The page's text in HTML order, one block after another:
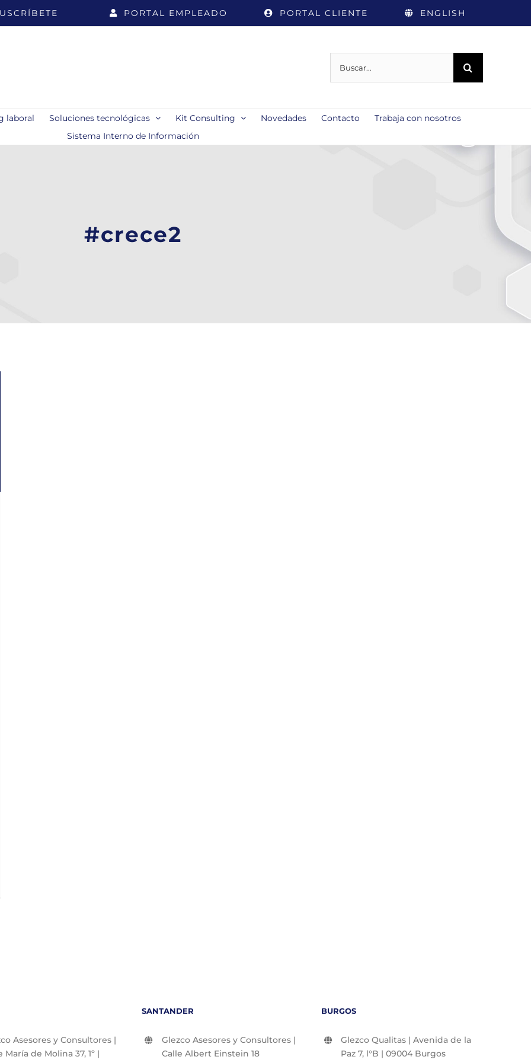
PORTAL EMPLEADO PORTAL CLIENTE ENGLISH
laboral Soluciones tecnológicas Kit Consulting Novedades Contacto
Trabaja con nosotros
Sistema Interno de Información
#crece2
Asesores y Consultores |
María de Molina 37, 1º |
SANTANDER
Glezco Asesores y Consultores |
Calle Albert Einstein 18
BURGOS
Glezco Qualitas | Avenida de la
Paz 7, l°B | 09004 Burgos